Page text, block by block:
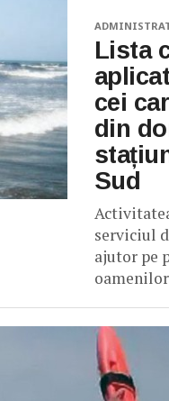
Lista
cei
din
Sud
serviciul
ajutor pe